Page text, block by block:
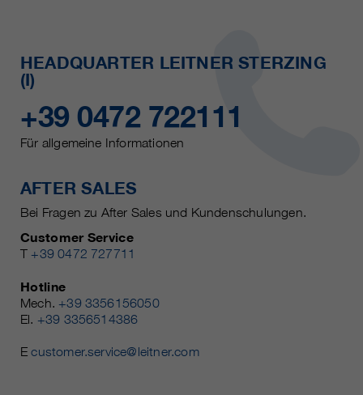
HEADQUARTER LEITNER STERZING
(I)
+39 0472 722111
Für allgemeine Informationen
AFTER SALES
Bei Fragen zu After Sales und Kundenschulungen.
Customer Service
T +39 0472 727711
Hotline
Mech. +39 3356156050
El. +39 3356514386
Ecustomer.service@leitner.com